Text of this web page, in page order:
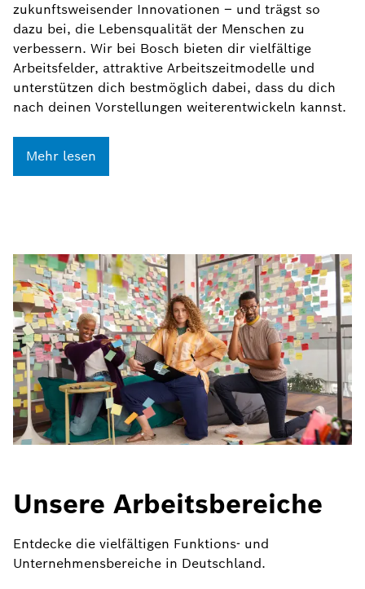
zukunftsweisender Innovationen – und trägst so
dazu bei, die Lebensqualität der Menschen zu
verbessern. Wir bei Bosch bieten dir vielfältige
Arbeitsfelder, attraktive Arbeitszeitmodelle und
unterstützen dich bestmöglich dabei, dass du dich
nach deinen Vorstellungen weiterentwickeln kannst.
Mehr lesen
Unsere Arbeitsbereiche
Entdecke die vielfältigen Funktions- und
Unternehmensbereiche in Deutschland.